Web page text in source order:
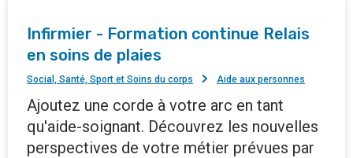
Infirmier - Formation continue Relais
en soins de plaies
Social, Santé, Sport et Soins du corps Aide aux personnes
Ajoutez une corde à votre arc en tant
qu'aide-soignant. Découvrez les nouvelles
perspectives de votre métier prévues par